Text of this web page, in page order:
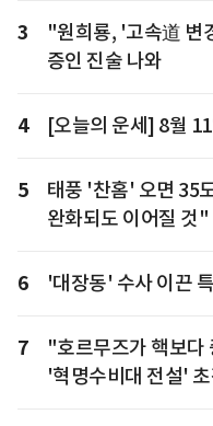
3
"원희룡, '고속道 변
증인 진술 나와
4 [오늘의 운세] 8월
5
태풍 '찬홈' 오면 35
완화되도 이어질 것"
6 '대장동' 수사 이끈
7
"호르무즈가 핵보다
'혁명수비대 전설'